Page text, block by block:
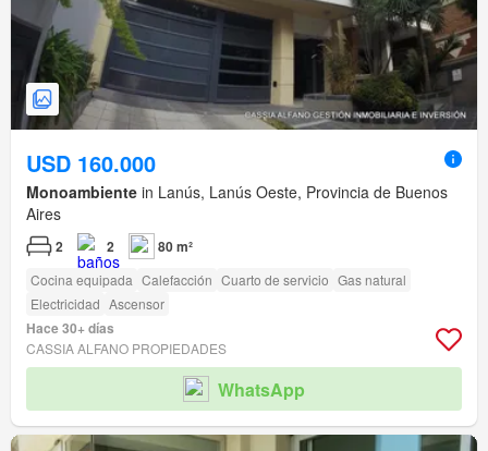
USD 160.000
Monoambiente in Lanús, Lanús Oeste, Provincia de Buenos
Aires
2 2 80 m²
Cocina equipada Calefacción Cuarto de servicio Gas natural
Electricidad Ascensor
Hace 30+ días
CASSIA ALFANO PROPIEDADES
WhatsApp